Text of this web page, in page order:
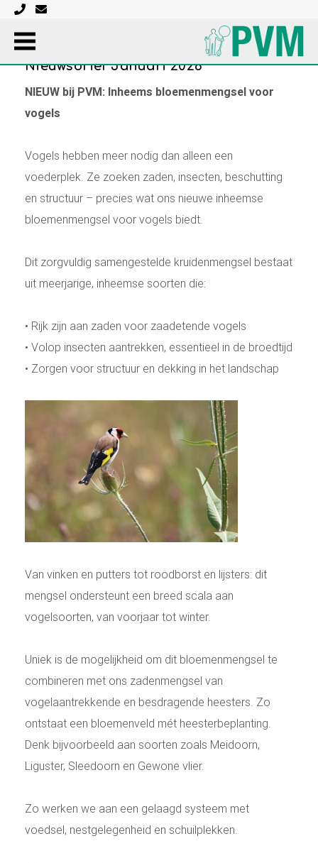
Home
Nieuws
Nieuwsbrief Januari 2026
Nieuwsbrief Januari 2026
NIEUW bij PVM: Inheems bloemenmengsel voor
vogels
Vogels hebben meer nodig dan alleen een
voederplek. Ze zoeken zaden, insecten, beschutting
en structuur – precies wat ons nieuwe inheemse
bloemenmengsel voor vogels biedt.
Dit zorgvuldig samengestelde kruidenmengsel bestaat
uit meerjarige, inheemse soorten die:
• Rijk zijn aan zaden voor zaadetende vogels
• Volop insecten aantrekken, essentieel in de broedtijd
• Zorgen voor structuur en dekking in het landschap
Van vinken en putters tot roodborst en lijsters: dit
mengsel ondersteunt een breed scala aan
vogelsoorten, van voorjaar tot winter.
Uniek is de mogelijkheid om dit bloemenmengsel te
combineren met ons zadenmengsel van
vogelaantrekkende en besdragende heesters. Zo
ontstaat een bloemenveld mét heesterbeplanting.
Denk bijvoorbeeld aan soorten zoals Meidoorn,
Liguster, Sleedoorn en Gewone vlier.
Zo werken we aan een gelaagd systeem met
voedsel, nestgelegenheid en schuilplekken.